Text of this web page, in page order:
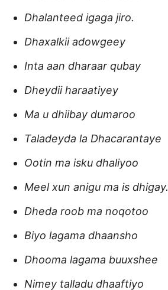
Dhalanteed igaga jiro.
Dhaxalkii adowgeey
Inta aan dharaar qubay
Dheydii haraatiyey
Ma u dhiibay dumaroo
Taladeyda la Dhacarantaye
Ootin ma isku dhaliyoo
Meel xun anigu ma is dhigay.
Dheda roob ma noqotoo
Biyo lagama dhaansho
Dhooma lagama buuxshee
Nimey talladu dhaaftiyo